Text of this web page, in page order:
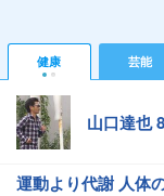
健康 芸能
山口達也
運動より代謝 人体